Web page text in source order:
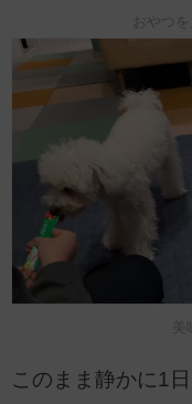
おやつ
このまま静かに1